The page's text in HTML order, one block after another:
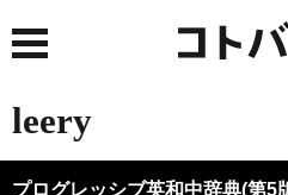
leery
プログレッシブ英和中辞典(第5